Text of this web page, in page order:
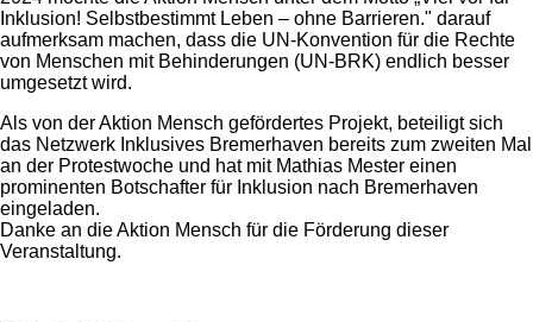
Inklusion! Selbstbestimmt Leben – ohne Barrieren." darauf
aufmerksam machen, dass die UN-Konvention für die Rechte
von Menschen mit Behinderungen (UN-BRK) endlich besser
umgesetzt wird.
Als von der Aktion Mensch gefördertes Projekt, beteiligt sich
das Netzwerk Inklusives Bremerhaven bereits zum zweiten Mal
an der Protestwoche und hat mit Mathias Mester einen
prominenten Botschafter für Inklusion nach Bremerhaven
eingeladen.
Danke an die Aktion Mensch für die Förderung dieser
Veranstaltung.